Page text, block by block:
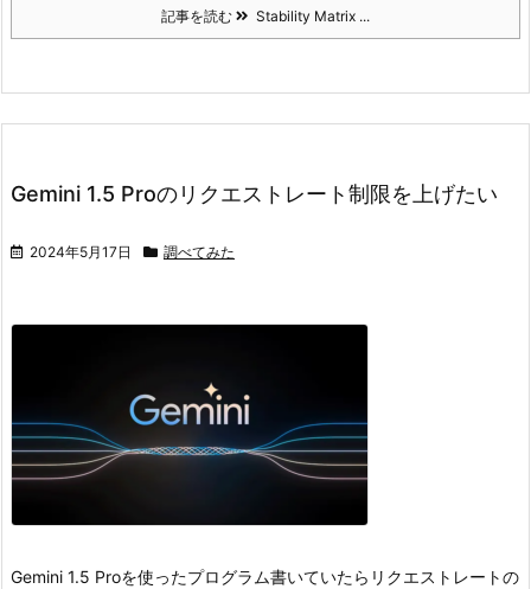
記事を読む Stability Matrix ...
Gemini 1.5 Proのリクエストレート制限を上げたい
2024年5月17日 調べてみた
Gemini 1.5 Proを使ったプログラム書いていたらリクエストレートの